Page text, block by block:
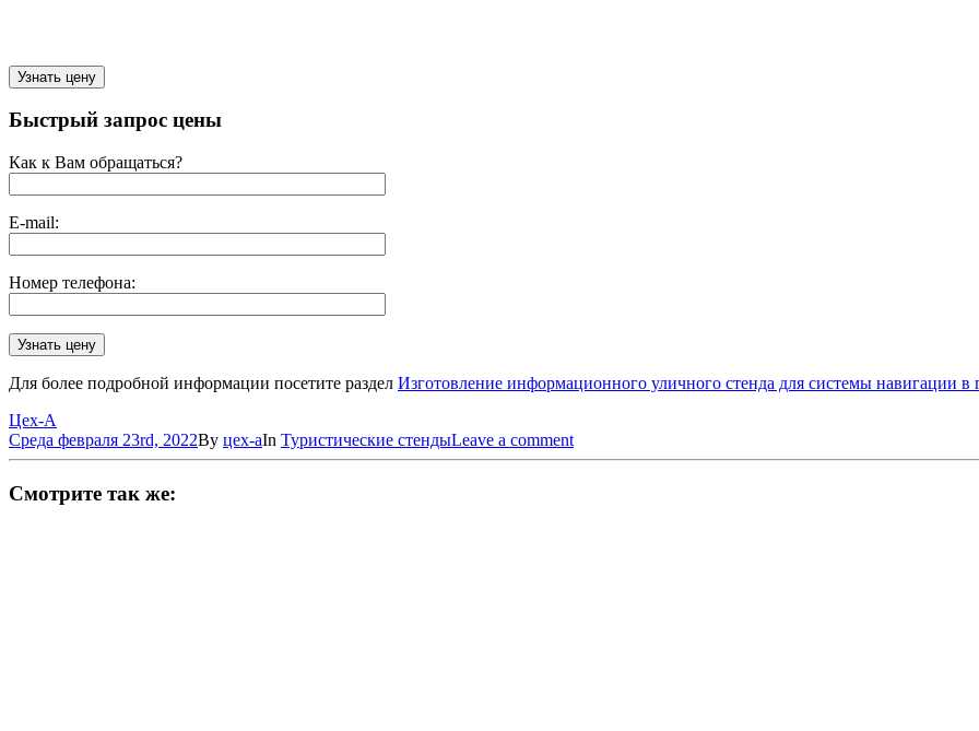
Быстрый запрос цены
Как к Вам обращаться?
E-mail:
Номер телефона:
Для более подробной информации посетите раздел Изготовление информационного уличного стенда для системы навигации в
Цех-А
Среда февраля 23rd, 2022By цех-аIn Туристические стендыLeave a comment
Смотрите так же: